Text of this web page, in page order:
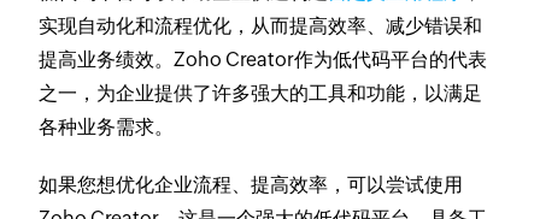
实现自动化和流程优化，从而提高效率、减少错误和
提高业务绩效。Zoho Creator作为低代码平台的代表
之一，为企业提供了许多强大的工具和功能，以满足
各种业务需求。
如果您想优化企业流程、提高效率，可以尝试使用